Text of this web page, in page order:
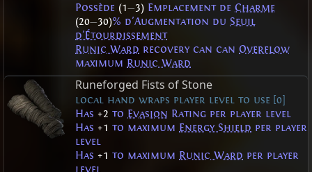
Possède (1—3) Emplacement de Charme
(20—30)% d'Augmentation du Seuil
d'Étourdissement
Runic Ward recovery can can Overflow
maximum Runic Ward
Runeforged Fists of Stone
local hand wraps player level to use [0]
Has +2 to Evasion Rating per player level
Has +1 to maximum Energy Shield per player
level
Has +1 to maximum Runic Ward per player
level